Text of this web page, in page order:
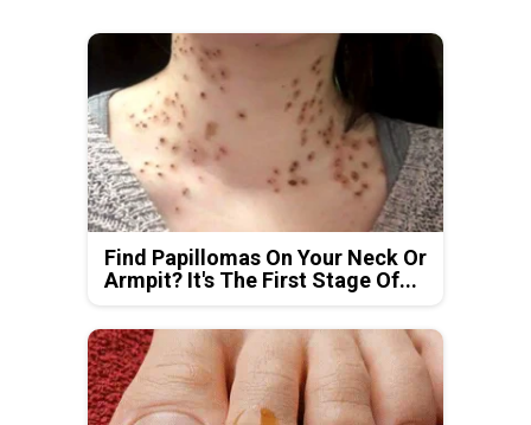
Find Papillomas On Your Neck Or
Armpit? It's The First Stage Of...